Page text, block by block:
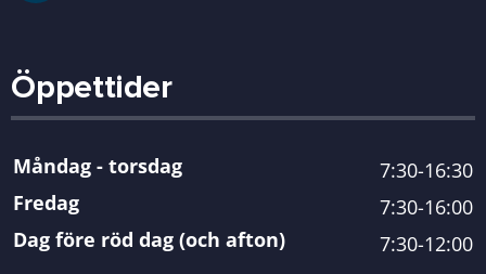
Öppettider
Måndag - torsdag
7:30-16:30
Fredag
7:30-16:00
Dag före röd dag (och afton)
7:30-12:00